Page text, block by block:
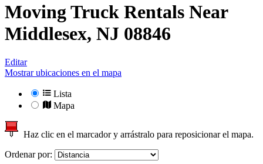
Moving Truck Rentals Near
Middlesex, NJ 08846
Editar
Mostrar ubicaciones en el mapa
Lista
Mapa
Haz clic en el marcador y arrástralo para reposicionar el mapa.
Ordenar por: